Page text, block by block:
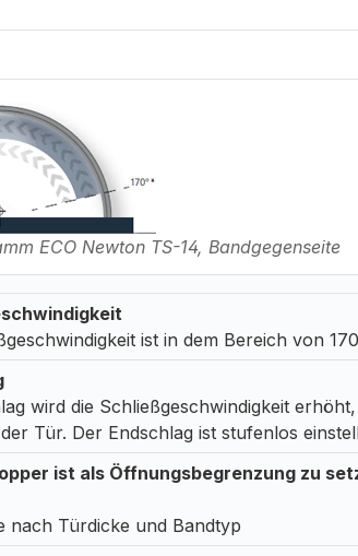
ECO Newton TS-14, Bandgegenseite
ist in dem Bereich von
wird die Schließgeschwindigkeit
Tür. Der Endschlag ist stufenlos
ist als Öffnungsbegrenzung zu
nach Türdicke und Bandtyp